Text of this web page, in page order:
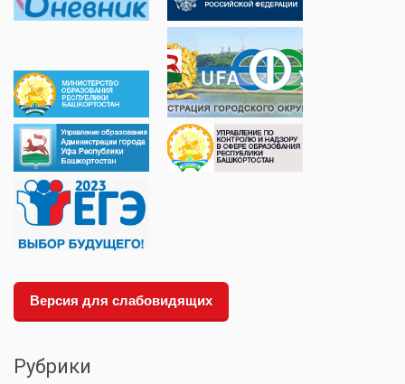
Версия для слабовидящих
Рубрики